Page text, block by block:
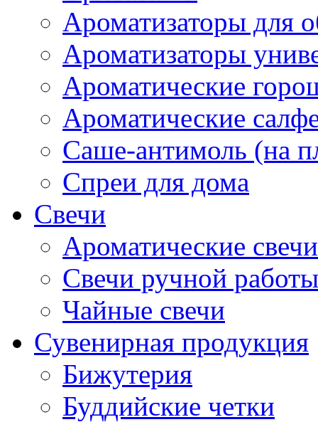
Ароматизаторы для
Ароматизаторы
Ароматические
Ароматические
Саше-антимоль (на
Спреи для дома
Свечи
Ароматические свечи
Свечи ручной работы
Чайные свечи
Сувенирная продукция
Бижутерия
Буддийские четки